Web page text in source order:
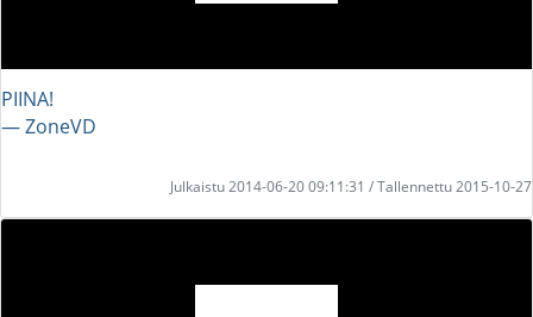
PIINA!
― ZoneVD
Julkaistu 2014-06-20 09:11:31 / Tallennettu 2015-10-27